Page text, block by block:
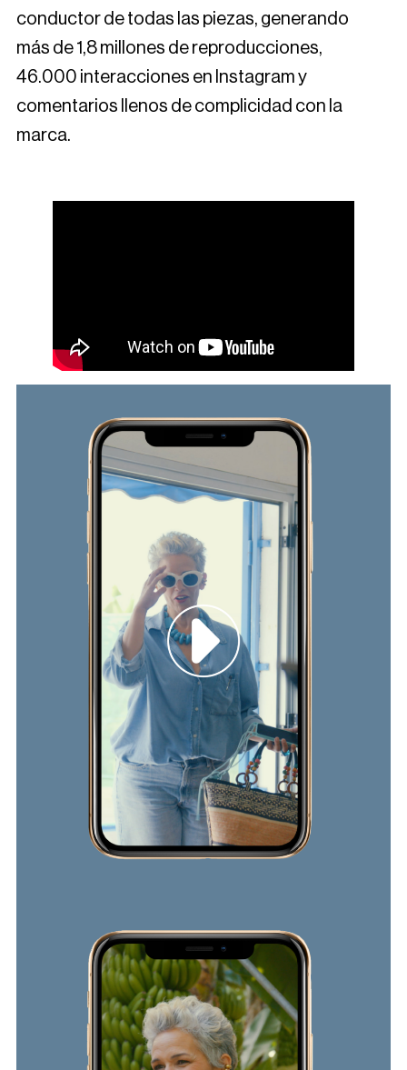
conductor de todas las piezas, generando
más de 1,8 millones de reproducciones,
46.000 interacciones en Instagram y
comentarios llenos de complicidad con la
marca.